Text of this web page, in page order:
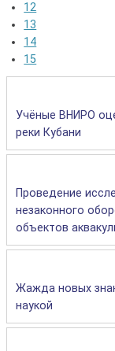
12
13
14
15
Учёные ВНИРО
реки Кубани
Проведение
незаконного
объектов
Жажда новых
наукой